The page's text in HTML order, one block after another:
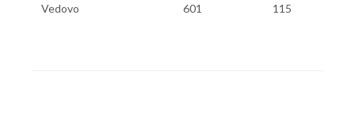
Vedovo 601 115